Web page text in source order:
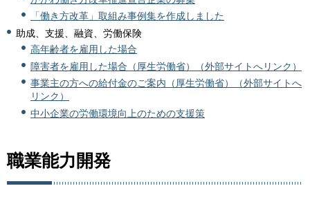
「働き方改革」取組み事例集を作成しました
助成、支援、融資、労働保険
高年齢者を雇用した場合
障害者を雇用した場合（厚生労働省）（外部サイトへリンク）
事業主の方への給付金のご案内（厚生労働省）（外部サイトへ
リンク）
中小企業の労働環境向上のための支援策
職業能力開発